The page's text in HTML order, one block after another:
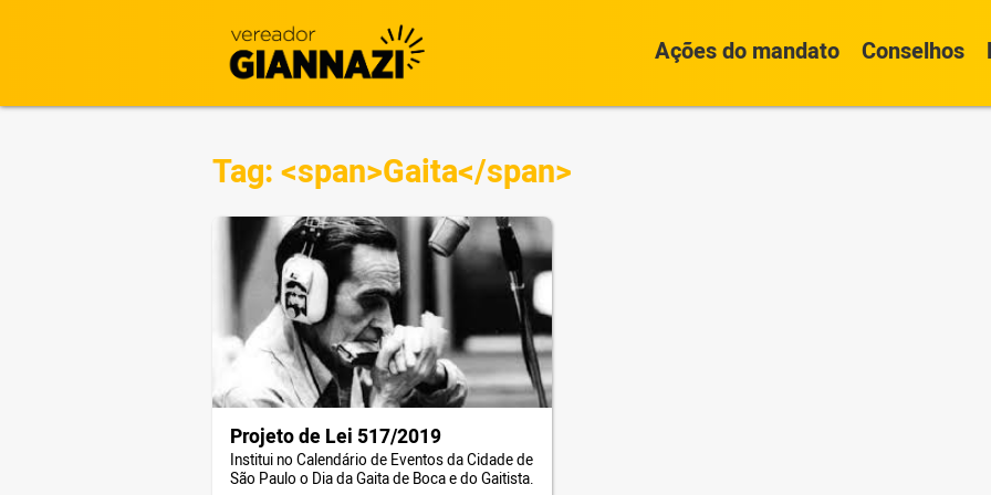
Ações do mandato Conselhos
Tag: <span>Gaita</span>
Projeto de Lei 517/2019
Institui no Calendário de Eventos da Cidade de
São Paulo o Dia da Gaita de Boca e do Gaitista.